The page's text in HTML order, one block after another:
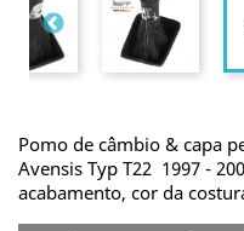
Pomo de câmbio & capa
Avensis Typ T22 1997 -
acabamento, cor da